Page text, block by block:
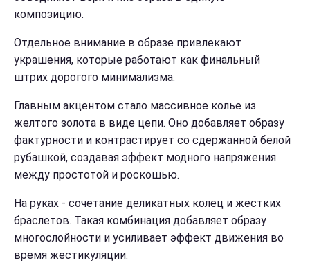
композицию.
Отдельное внимание в образе привлекают
украшения, которые работают как финальный
штрих дорогого минимализма.
Главным акцентом стало массивное колье из
желтого золота в виде цепи. Оно добавляет образу
фактурности и контрастирует со сдержанной белой
рубашкой, создавая эффект модного напряжения
между простотой и роскошью.
На руках - сочетание деликатных колец и жестких
браслетов. Такая комбинация добавляет образу
многослойности и усиливает эффект движения во
время жестикуляции.